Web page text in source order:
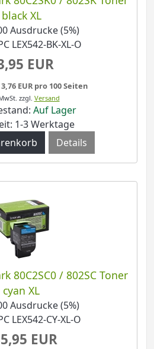
black XL
Ausdrucke (5%)
LEX542-BK-XL-O
EUR
EUR pro 100 Seiten
zzgl. Versand
Auf Lager
1-3 Werktage
Details
80C2SC0 / 802SC Toner
cyan XL
Ausdrucke (5%)
LEX542-CY-XL-O
EUR